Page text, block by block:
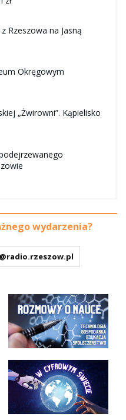
Rzeszowa na Jasną
Okręgowym
„Żwirowni”. Kąpielisko
wydarzenia?